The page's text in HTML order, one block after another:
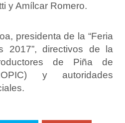
y Amílcar Romero.
presidenta de la “Feria
2017”, directivos de la
de Piña de
y autoridades